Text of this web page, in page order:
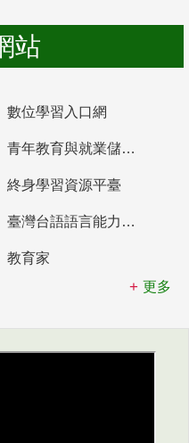
站
數位學習入口網
青年教育與就業儲蓄帳戶
終身學習資源平臺
臺灣台語語言能力認證網站
教育家
更多